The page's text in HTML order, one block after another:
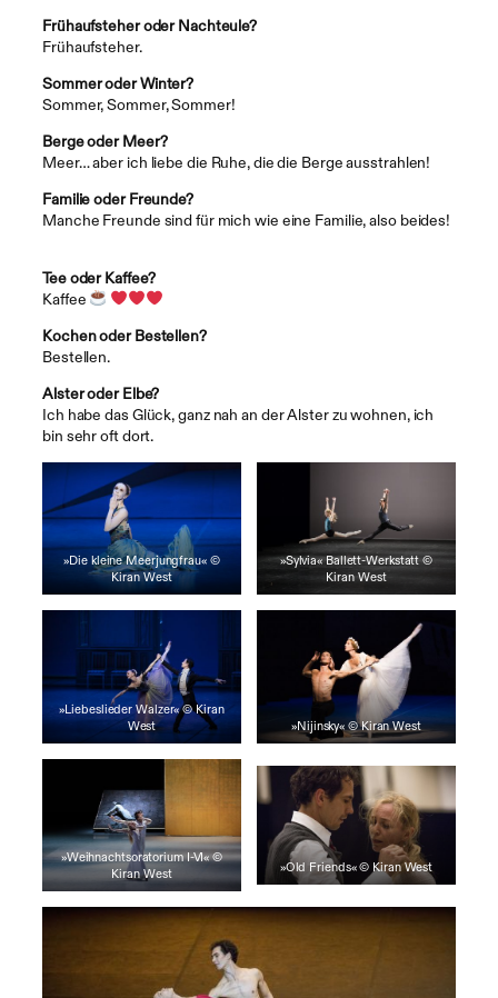
Frühaufsteher oder Nachteule?
Frühaufsteher.
Sommer oder Winter?
Sommer, Sommer, Sommer!
Berge oder Meer?
Meer… aber ich liebe die Ruhe, die die Berge ausstrahlen!
Familie oder Freunde?
Manche Freunde sind für mich wie eine Familie, also beides!
Tee oder Kaffee?
Kaffee
Kochen oder Bestellen?
Bestellen.
Alster oder Elbe?
Ich habe das Glück, ganz nah an der Alster zu wohnen, ich
bin sehr oft dort.
»Die kleine Meerjungfrau« ©
Kiran West
»Sylvia« Ballett-Werkstatt ©
Kiran West
»Liebeslieder Walzer« © Kiran
West
»Nijinsky« © Kiran West
»Weihnachtsoratorium I-VI« ©
Kiran West
»Old Friends« © Kiran West